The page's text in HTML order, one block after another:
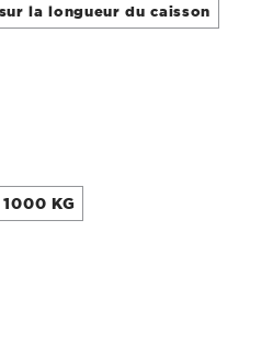
la longueur du caisson
1000 KG